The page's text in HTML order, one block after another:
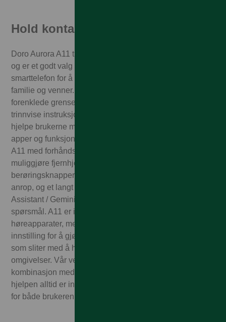
Hold kontakten. Føl deg trygg.
Doro Aurora A11 tilbyr enkelhet i et lommevennlig format
og er et godt valg for alle som ønsker en brukervennlig
smarttelefon for å holde kontakten med og bli støttet av
familie og venner. Den leveres med vårt nyeste
forenklede grensesnitt, Doro Easy Interface, som tilbyr
trinnvise instruksjoner og tydelige utgangspunkt for å
hjelpe brukerne med å finne, administrere og forstå
apper og funksjoner på en enklere måte. I tillegg leveres
A11 med forhåndsinstallert TeamViewer-app for å
muliggjøre fjernhjelp fra en betrodd kontakt. Det finnes
berøringsknapper for Hjem og for å besvare og avslutte
anrop, og et langt trykk på Hjem-knappen åpner Google
Assistant / Gemini for å bruke stemmekommandoer og -
spørsmål. A11 er ikke bare kompatibel med
høreapparater, men har også vår unike ClearSound-
innstilling for å gjøre tale enklere å forstå. Perfekt for de
som sliter med å høre samtaler, spesielt i støyende
omgivelser. Vår velkjente Doro Secure Button, i
kombinasjon med Response by Doro-appen, betyr at
hjelpen alltid er innen rekkevidde, noe som gir trygghet
for både brukeren og pårørende.